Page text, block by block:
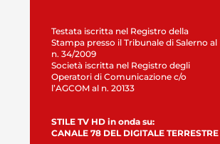
Testata iscritta nel Registro della
Stampa presso il Tribunale di Salerno al
n. 34/2009
Società iscritta nel Registro degli
Operatori di Comunicazione c/o
l’AGCOM al n. 20133
STILE TV HD in onda su:
CANALE 78 DEL DIGITALE TERRESTRE